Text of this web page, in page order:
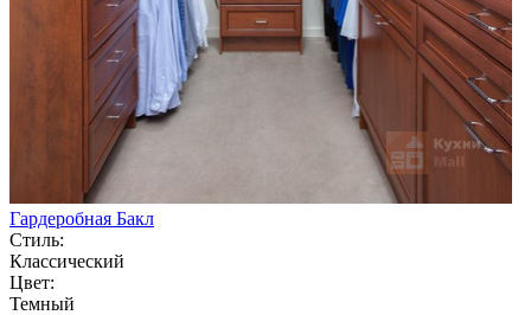
Гардеробная Бакл
Стиль:
Классический
Цвет:
Темный